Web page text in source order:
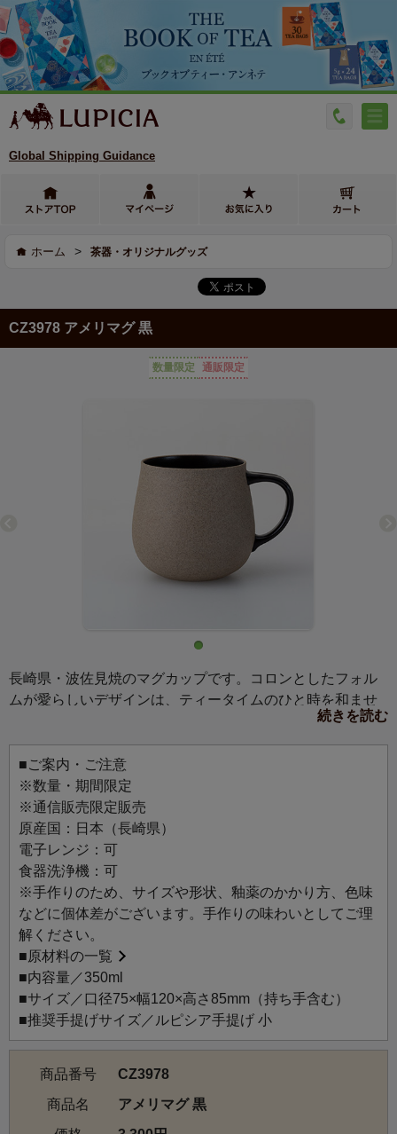
Global Shipping Guidance
ホーム > 茶器・オリジナルグッズ
CZ3978 アメリマグ 黒
数量限定 通販限定
長崎県・波佐見焼のマグカップです。コロンとしたフォル
ムが愛らしいデザインは、ティータイムのひと時を和ませ
てくれます。内側が黄、黒と2色あり、お好きな紅茶に合わ
せて選ぶのもおすすめ。ストレートで飲まれることが多い
方は黄色、ミルクティー好きはこっくりとした色を楽しめ
る黒色。紅茶好きの方へのプレゼントにもおすすめです。
続きを読む
■ご案内・ご注意
※数量・期間限定
※通信販売限定販売
原産国：日本（長崎県）
電子レンジ：可
食器洗浄機：可
※手作りのため、サイズや形状、釉薬のかかり方、色味
などに個体差がございます。手作りの味わいとしてご理
解ください。
■原材料の一覧
■内容量／350ml
■サイズ／口径75×幅120×高さ85mm（持ち手含む）
■推奨手提げサイズ／ルピシア手提げ 小
商品番号
CZ3978
商品名
アメリマグ 黒